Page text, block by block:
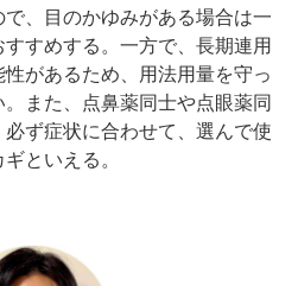
、目のかゆみがある場合は一
すめする。一方で、長期連用
があるため、用法用量を守っ
また、点鼻薬同士や点眼薬同
ず症状に合わせて、選んで使
といえる。